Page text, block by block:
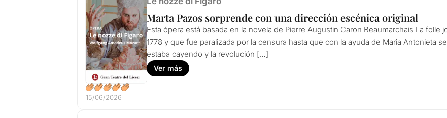
15/06/2026
Marta Pazos sorprende con una dirección escénica original
Esta ópera está basada en la novela de Pierre Augustin Caron Beaumarchais La folle
1778 y que fue paralizada por la censura hasta que con la ayuda de Maria Antonieta
estaba cayendo y la revolución […]
Ver más